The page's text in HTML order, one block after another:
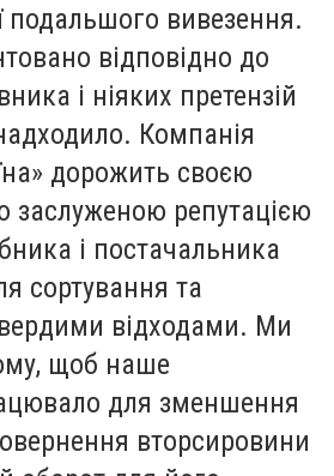
подальшого вивезення.
відповідно до
і ніяких претензій
Компанія
дорожить своєю
заслуженою репутацією
і постачальника
сортування та
відходами. Ми
щоб наше
для зменшення
вторсировини